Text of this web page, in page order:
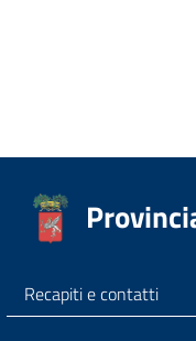
Recapiti e contatti